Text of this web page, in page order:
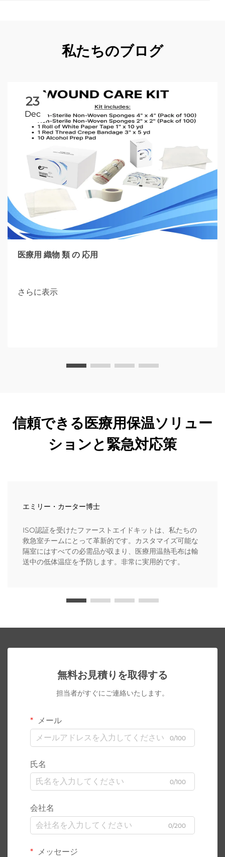
私たちのブログ
23
Dec
医療用 織物 類 の 応用
さらに表示
信頼できる医療用保温ソリュー
ションと緊急対応策
エミリー・カーター博士
ISO認証を受けたファーストエイドキットは、私たちの
救急室チームにとって革新的です。カスタマイズ可能な
隔室にはすべての必需品が収まり、医療用温熱毛布は輸
送中の低体温症を予防します。非常に実用的です。
無料お見積りを取得する
担当者がすぐにご連絡いたします。
メール
0/100
氏名
0/100
会社名
0/200
メッセージ